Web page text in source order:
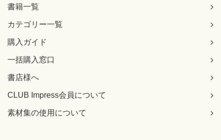
書籍一覧
カテゴリー一覧
購入ガイド
一括購入窓口
書店様へ
CLUB Impress会員について
素材集の使用について